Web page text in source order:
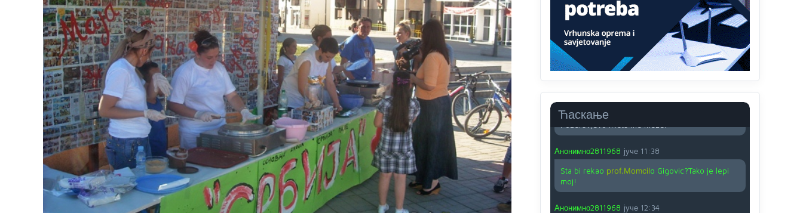
Ћаскање
O kako su cudni lvi ljudi,uzeli bi sve da mogu...a
ja srce svima fajem,radujem se tudjoj sreci.I ko
ima i ko nema na iso ce mjesto leci!
Анонимно2810587
11:24
Nije u svijetu problem,nahraniti siromasnd,kako
nahraniti bogate!?
Анонимно2810587
Анонимно2811968 јуче 11:38
Sta bi rekao prof.Momcilo Gigovic?Tako je lepi
moj!
Анонимно2811968 јуче 12:34